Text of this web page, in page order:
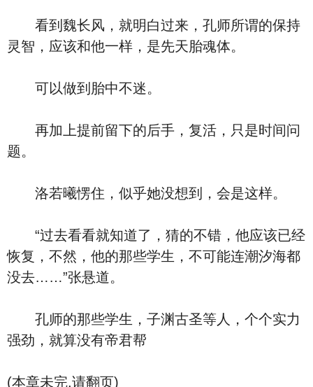
看到魏长风，就明白过来，孔师所谓的保持
灵智，应该和他一样，是先天胎魂体。
可以做到胎中不迷。
再加上提前留下的后手，复活，只是时间问
题。
洛若曦愣住，似乎她没想到，会是这样。
“过去看看就知道了，猜的不错，他应该已经
恢复，不然，他的那些学生，不可能连潮汐海都
没去……”张悬道。
孔师的那些学生，子渊古圣等人，个个实力
强劲，就算没有帝君帮
(本章未完,请翻页)